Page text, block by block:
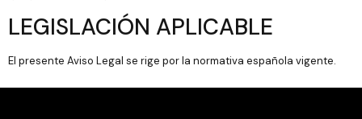
LEGISLACIÓN APLICABLE
El presente Aviso Legal se rige por la normativa española vigente.